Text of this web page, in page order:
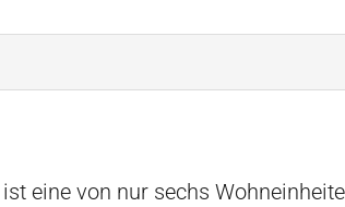
eine von nur sechs